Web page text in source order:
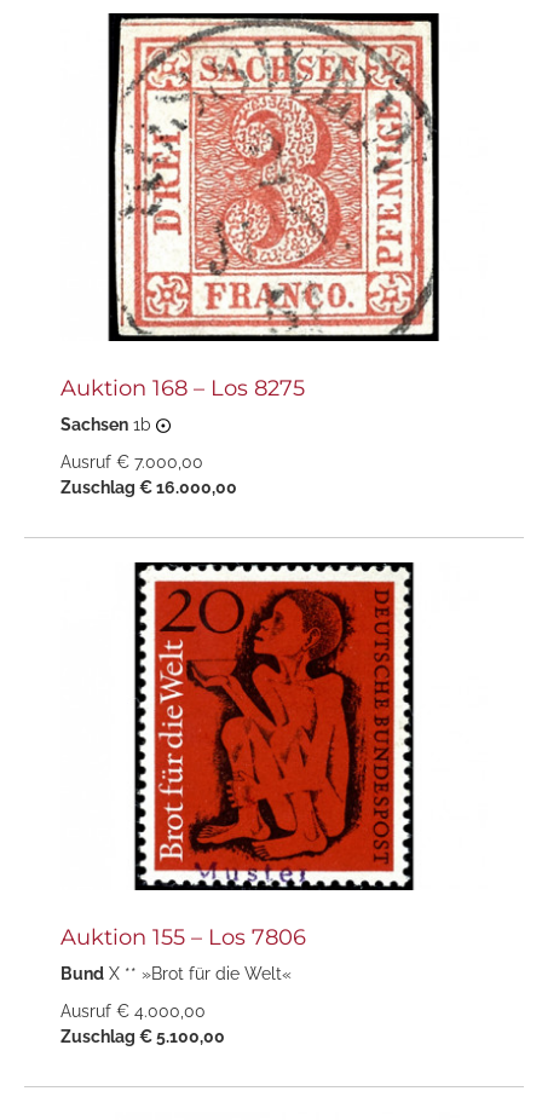
Auktion 168 – Los 8275
Sachsen 1b
Ausruf € 7.000,00
Zuschlag € 16.000,00
Auktion 155 – Los 7806
Bund X ** »Brot für die Welt«
Ausruf € 4.000,00
Zuschlag € 5.100,00